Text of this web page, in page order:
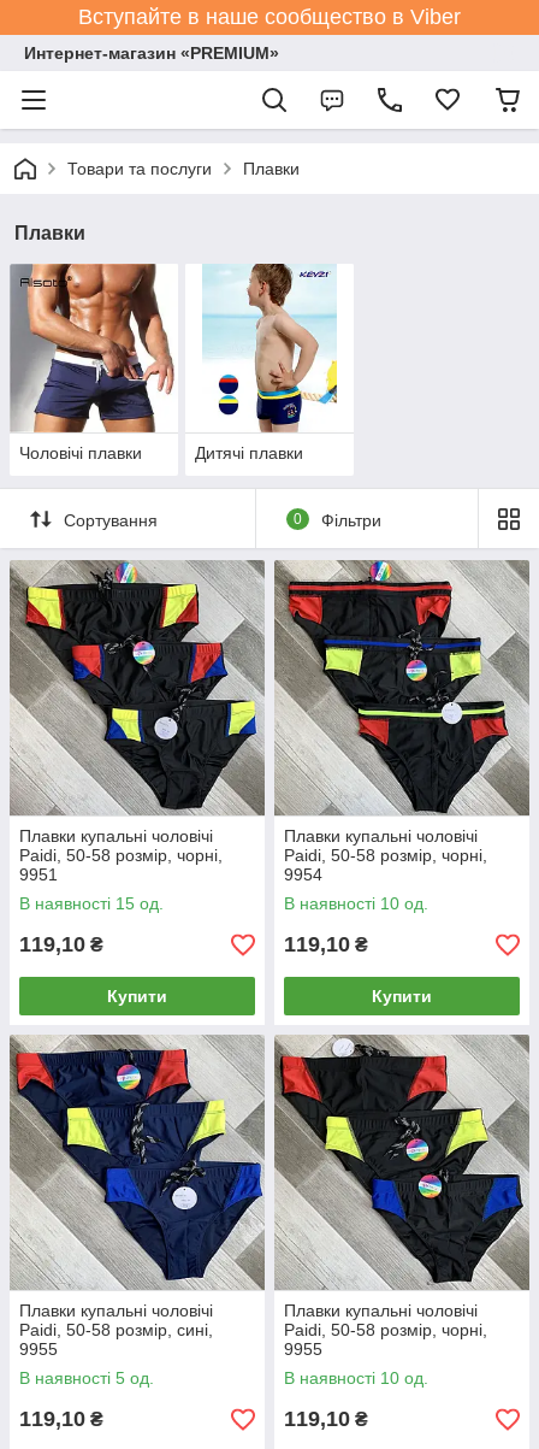
Вступайте в наше сообщество в Viber
Интернет-магазин «PREMIUM»
Товари та послуги Плавки
Плавки
Чоловічі плавки Дитячі плавки
Сортування 0 Фільтри
Плавки купальні чоловічі
Paidi, 50-58 розмір, чорні,
9951
В наявності 15 од.
119,10 ₴
Купити
Плавки купальні чоловічі
Paidi, 50-58 розмір, чорні,
9954
В наявності 10 од.
119,10 ₴
Купити
Плавки купальні чоловічі
Paidi, 50-58 розмір, сині,
9955
В наявності 5 од.
119,10 ₴
Плавки купальні чоловічі
Paidi, 50-58 розмір, чорні,
9955
В наявності 10 од.
119,10 ₴